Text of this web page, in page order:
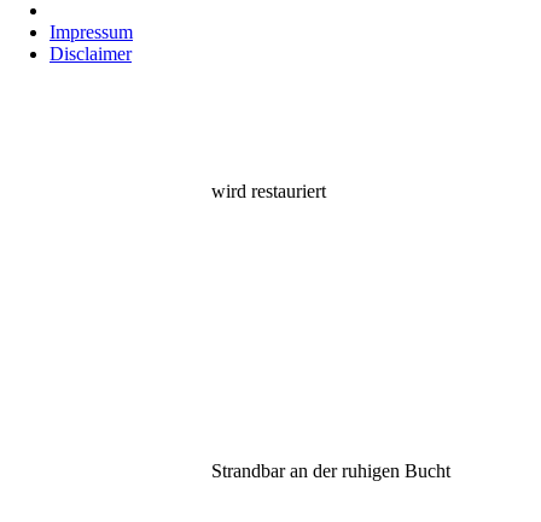
Impressum
Disclaimer
wird restauriert
Strandbar an der ruhigen Bucht